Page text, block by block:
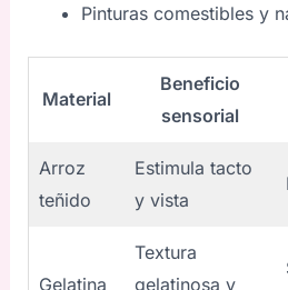
Pinturas comestibles y
Material
Beneficio
sensorial
Arroz
teñido
Estimula tacto
y vista
Gelatina
Textura
gelatinosa y